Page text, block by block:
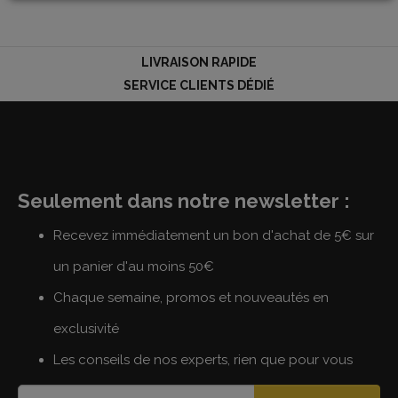
LIVRAISON RAPIDE
SERVICE CLIENTS DÉDIÉ
Seulement dans notre newsletter :
Recevez immédiatement un bon d'achat de 5€ sur
un panier d'au moins 50€
Chaque semaine, promos et nouveautés en
exclusivité
Les conseils de nos experts, rien que pour vous